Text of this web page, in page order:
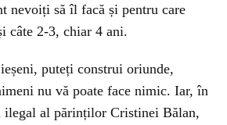
nevoiți să îl facă și pentru care
câte 2-3, chiar 4 ani.
puteți construi oriunde,
nu vă poate face nimic. Iar, în
ilegal al părinților Cristinei Bălan,